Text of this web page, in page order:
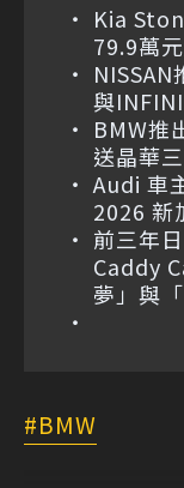
Kia
79.9萬
與
BMW推
送晶華
Audi 車
2026 新
前三年
Caddy
夢」與
BMW